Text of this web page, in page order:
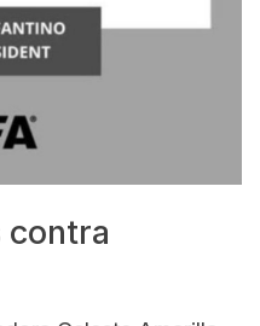
contra